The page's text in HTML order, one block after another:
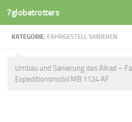
Zum Inhalt springen
7globetrotters
KATEGORIE: FAHRGESTELL SANIEREN
Umbau und Sanierung des Allrad –
Expeditionsmobil MB 1124 AF.